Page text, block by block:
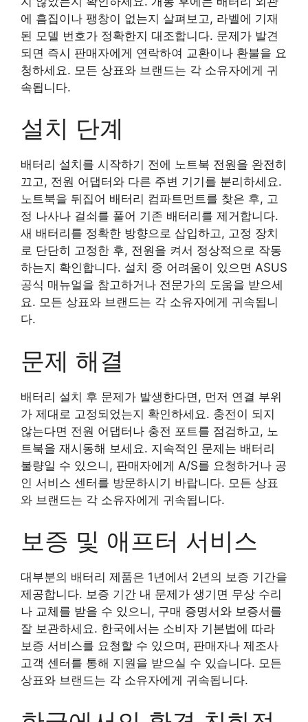
에 흠집이나 팽창이 없는지 살펴보고, 라벨에 기재
된 모델 번호가 정확한지 대조합니다. 문제가 발견
되면 즉시 판매자에게 연락하여 교환이나 환불을 요
청하세요. 모든 상표와 브랜드는 각 소유자에게 귀
속됩니다.
설치 단계
배터리 설치를 시작하기 전에 노트북 전원을 완전히
끄고, 전원 어댑터와 다른 주변 기기를 분리하세요.
노트북을 뒤집어 배터리 컴파트먼트를 찾은 후, 고
정 나사나 걸쇠를 풀어 기존 배터리를 제거합니다.
새 배터리를 정확한 방향으로 삽입하고, 고정 장치
로 단단히 고정한 후, 전원을 켜서 정상적으로 작동
하는지 확인합니다. 설치 중 어려움이 있으면 ASUS
공식 매뉴얼을 참고하거나 전문가의 도움을 받으세
요. 모든 상표와 브랜드는 각 소유자에게 귀속됩니
다.
문제 해결
배터리 설치 후 문제가 발생한다면, 먼저 연결 부위
가 제대로 고정되었는지 확인하세요. 충전이 되지
않는다면 전원 어댑터나 충전 포트를 점검하고, 노
트북을 재시동해 보세요. 지속적인 문제는 배터리
불량일 수 있으니, 판매자에게 A/S를 요청하거나 공
인 서비스 센터를 방문하시기 바랍니다. 모든 상표
와 브랜드는 각 소유자에게 귀속됩니다.
보증 및 애프터 서비스
대부분의 배터리 제품은 1년에서 2년의 보증 기간을
제공합니다. 보증 기간 내 문제가 생기면 무상 수리
나 교체를 받을 수 있으니, 구매 증명서와 보증서를
잘 보관하세요. 한국에서는 소비자 기본법에 따라
보증 서비스를 요청할 수 있으며, 판매자나 제조사
고객 센터를 통해 지원을 받으실 수 있습니다. 모든
상표와 브랜드는 각 소유자에게 귀속됩니다.